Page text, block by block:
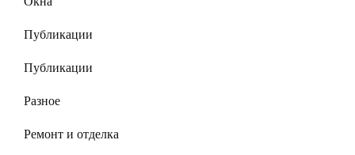
Публикации
Публикации
Разное
Ремонт и отделка